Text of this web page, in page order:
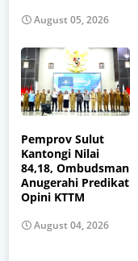
August 05, 2026
Pemprov Sulut
Kantongi Nilai
84,18, Ombudsman
Anugerahi Predikat
Opini KTTM
August 04, 2026